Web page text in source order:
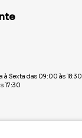
à Sexta das 09:00 às 18:30
17:30